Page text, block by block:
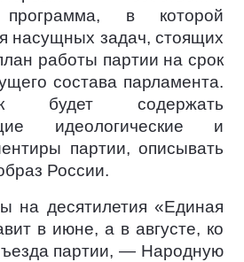
программа, в которой
насущных задач, стоящих
работы партии на срок
состава парламента.
будет содержать
идеологические и
партии, описывать
России.
на десятилетия «Единая
в июне, а в августе, ко
партии, — Народную